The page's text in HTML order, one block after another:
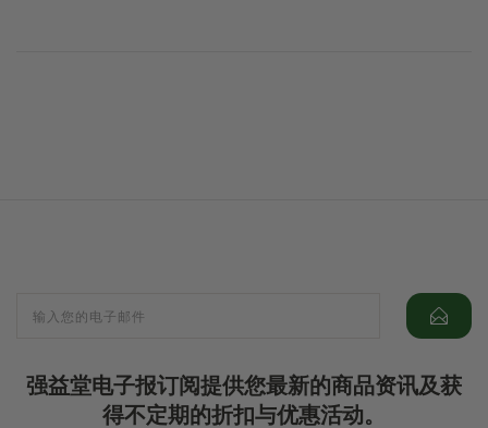
强益堂电子报订阅提供您最新的商品资讯及获
得不定期的折扣与优惠活动。